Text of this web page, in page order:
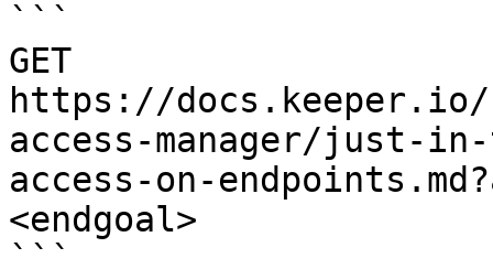
```
GET
https://
access-manager/just-
access-on-
<endgoal>
```